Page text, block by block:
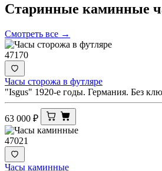
Старинные каминные
Смотреть все →
47170
Часы сторожа в футляре
"Isgus" 1920-e годы. Германия. Без
63 000 ₽
47021
Часы каминные